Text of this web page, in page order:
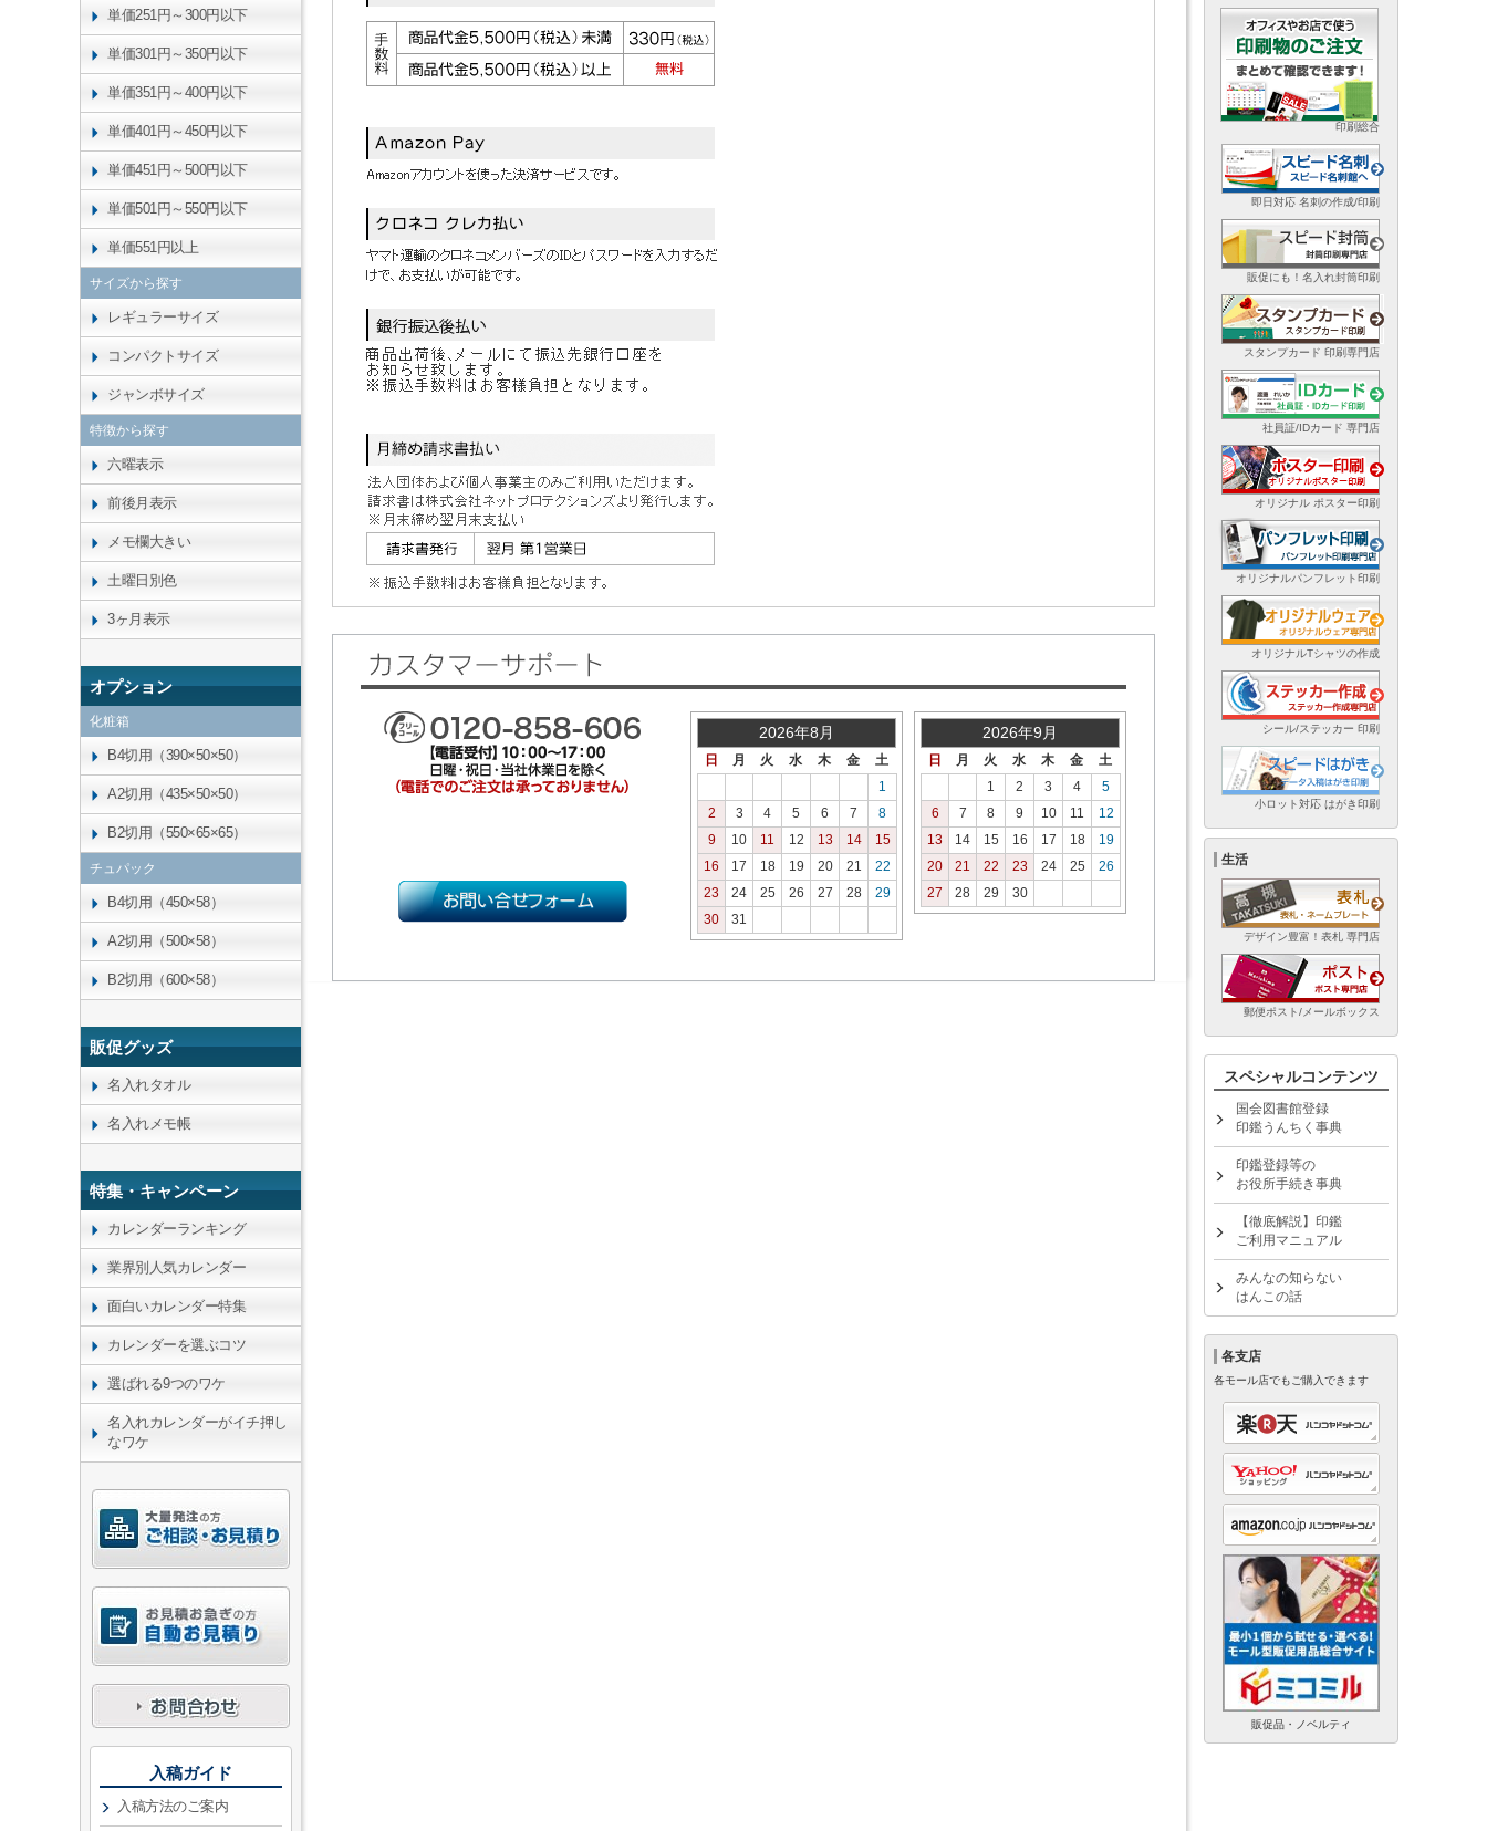
2026年8月
日 月 火 水 木 金
土
1
2
3 4 5 6 7
8
9
10 11 12 13 14
15
16
17 18 19 20 21
22
23
24 25 26 27 28
29
30
31
2026年9月
日 月 火 水 木 金
土
1
2 3 4
5
6
7 8 9 10 11
12
13
14 15 16 17 18
19
20
21 22 23 24 25
26
27
28 29 30
単価251円～300円以下
単価301円～350円以下
単価351円～400円以下
単価401円～450円以下
単価451円～500円以下
単価501円～550円以下
単価551円以上
サイズから探す
レギュラーサイズ
コンパクトサイズ
ジャンボサイズ
特徴から探す
六曜表示
前後月表示
メモ欄大きい
土曜日別色
3ヶ月表示
オプション
化粧箱
B4切用（390×50×50）
A2切用（435×50×50）
B2切用（550×65×65）
チュパック
B4切用（450×58）
A2切用（500×58）
B2切用（600×58）
販促グッズ
名入れタオル
名入れメモ帳
特集・キャンペーン
カレンダーランキング
業界別人気カレンダー
面白いカレンダー特集
カレンダーを選ぶコツ
選ばれる9つのワケ
名入れカレンダーがイチ押し
なワケ
入稿ガイド
入稿方法のご案内
印刷総合
即日対応 名刺の作成/印刷
販促にも！名入れ封筒印刷
スタンプカード 印刷専門店
社員証/IDカード 専門店
オリジナル ポスター印刷
オリジナルパンフレット印刷
オリジナルTシャツの作成
シール/ステッカー 印刷
小ロット対応 はがき印刷
生活
デザイン豊富！表札 専門店
郵便ポスト/メールボックス
スペシャルコンテンツ
国会図書館登録
印鑑うんちく事典
印鑑登録等の
お役所手続き事典
【徹底解説】印鑑
ご利用マニュアル
みんなの知らない
はんこの話
各支店
各モール店でもご購入できます
販促品・ノベルティ